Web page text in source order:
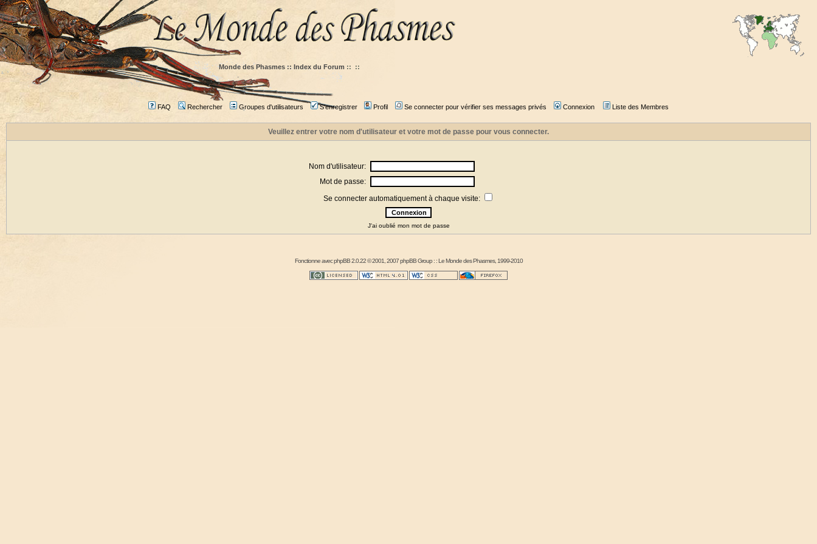
Monde des Phasmes :: Index du Forum :: ::
FAQ Rechercher Groupes d'utilisateurs S'enregistrer Profil Se connecter pour vérifier ses messages privés Connexion Liste des Membres
Veuillez entrer votre nom d'utilisateur et votre mot de passe pour vous connecter.
Nom d'utilisateur:
Mot de passe:
Se connecter automatiquement à chaque visite:
J'ai oublié mon mot de passe
Fonctionne avecphpBB2.0.22 © 2001, 2007 phpBB Group : :Le Monde des Phasmes, 1999-2010